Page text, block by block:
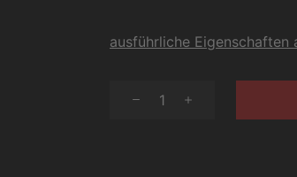
ausführliche Eigenschaften
1